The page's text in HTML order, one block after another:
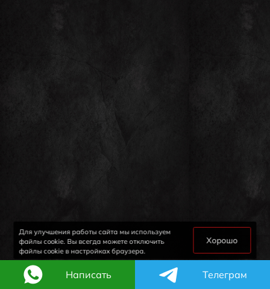
Для улучшения работы сайта мы используем
файлы cookie. Вы всегда можете отключить
файлы cookie в настройках браузера.
Хорошо
Написать Телеграм